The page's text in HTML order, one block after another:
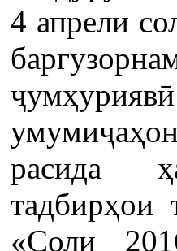
4 апрели
расида
тадбирҳои
«Соли